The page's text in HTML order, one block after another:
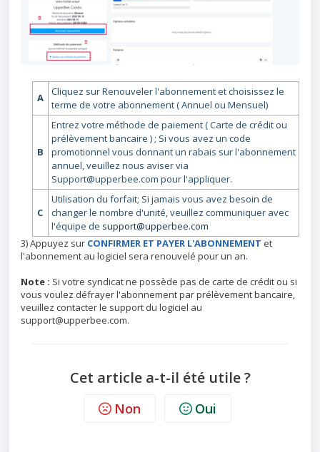
A
Cliquez sur Renouveler l'abonnement et choisissez le
terme de votre abonnement ( Annuel ou Mensuel)
B
Entrez votre méthode de paiement ( Carte de crédit ou
prélèvement bancaire ) ; Si vous avez un code
promotionnel vous donnant un rabais sur l'abonnement
annuel, veuillez nous aviser via
Support@upperbee.com pour l'appliquer.
C
Utilisation du forfait; Si jamais vous avez besoin de
changer le nombre d'unité, veuillez communiquer avec
l'équipe de support@upperbee.com
3) Appuyez sur CONFIRMER ET PAYER L'ABONNEMENT et
l'abonnement au logiciel sera renouvelé pour un an.
Note : Si votre syndicat ne possède pas de carte de crédit ou si
vous voulez défrayer l'abonnement par prélèvement bancaire,
veuillez contacter le support du logiciel au
support@upperbee.com.
Cet article a-t-il été utile ?
Non Oui